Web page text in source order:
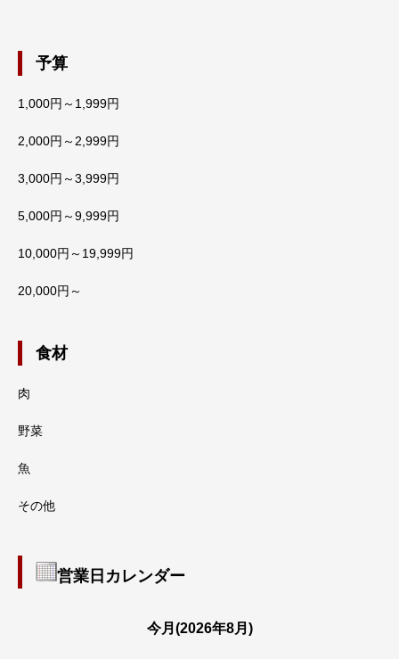
予算
1,000円～1,999円
2,000円～2,999円
3,000円～3,999円
5,000円～9,999円
10,000円～19,999円
20,000円～
食材
肉
野菜
魚
その他
営業日カレンダー
今月(2026年8月)